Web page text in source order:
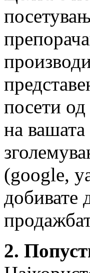
посети
на
(google,
добивате
2.